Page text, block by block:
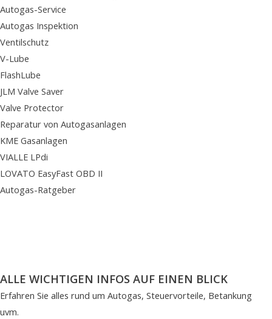
Autogas-Service
Autogas Inspektion
Ventilschutz
V-Lube
FlashLube
JLM Valve Saver
Valve Protector
Reparatur von Autogasanlagen
KME Gasanlagen
VIALLE LPdi
LOVATO EasyFast OBD II
Autogas-Ratgeber
ALLE WICHTIGEN INFOS AUF EINEN BLICK
Erfahren Sie alles rund um Autogas, Steuervorteile, Betankung
uvm.